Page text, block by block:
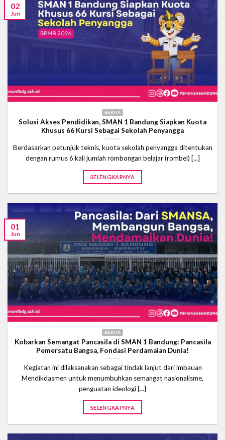
BERITA
Solusi Akses Pendidikan, SMAN 1 Bandung Siapkan Kuota
Khusus 66 Kursi Sebagai Sekolah Penyangga
Berdasarkan petunjuk teknis, kuota sekolah penyangga ditentukan
dengan rumus 6 kali jumlah rombongan belajar (rombel) [...]
SELENGKAPNYA
02
Jun
BERITA
Kobarkan Semangat Pancasila di SMAN 1 Bandung: Pancasila
Pemersatu Bangsa, Fondasi Perdamaian Dunia!
Kegiatan ini dilaksanakan sebagai tindak lanjut dari imbauan
Mendikdasmen untuk menumbuhkan semangat nasionalisme,
penguatan ideologi [...]
SELENGKAPNYA
01
Jun